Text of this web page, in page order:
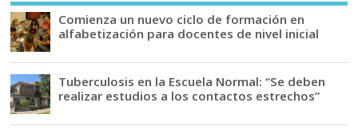
Comienza un nuevo ciclo de formación en
alfabetización para docentes de nivel inicial
Tuberculosis en la Escuela Normal: “Se deben
realizar estudios a los contactos estrechos”